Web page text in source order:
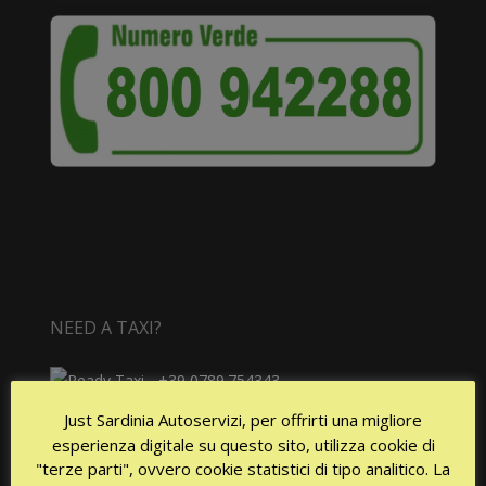
NEED A TAXI?
Just Sardinia Autoservizi, per offrirti una migliore
esperienza digitale su questo sito, utilizza cookie di
"terze parti", ovvero cookie statistici di tipo analitico. La